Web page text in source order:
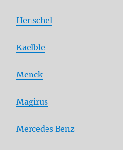
Henschel
Kaelble
Menck
Magirus
Mercedes Benz